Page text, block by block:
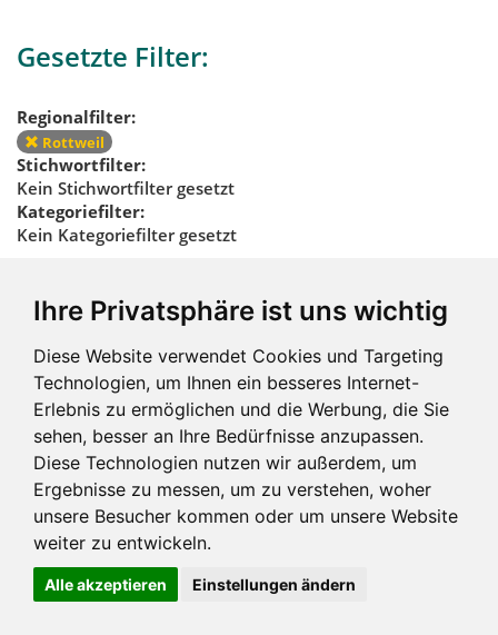
Ihre Privatsphäre ist uns wichtig
Diese Website verwendet Cookies und Targeting
Technologien, um Ihnen ein besseres Internet-
Erlebnis zu ermöglichen und die Werbung, die Sie
sehen, besser an Ihre Bedürfnisse anzupassen.
Diese Technologien nutzen wir außerdem, um
Ergebnisse zu messen, um zu verstehen, woher
unsere Besucher kommen oder um unsere Website
weiter zu entwickeln.
Alle akzeptieren Einstellungen ändern
Gesetzte Filter:
Regionalfilter:
Rottweil
Stichwortfilter:
Kein Stichwortfilter gesetzt
Kategoriefilter:
Kein Kategoriefilter gesetzt
Regionalfilter
zurücksetzen
Impressum und mehr